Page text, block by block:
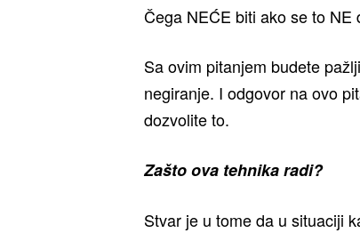
Čega NEĆE biti ako se to
Sa ovim pitanjem budete
negiranje. I odgovor na ovo
dozvolite to.
Zašto ova tehnika radi?
Stvar je u tome da u situaciji